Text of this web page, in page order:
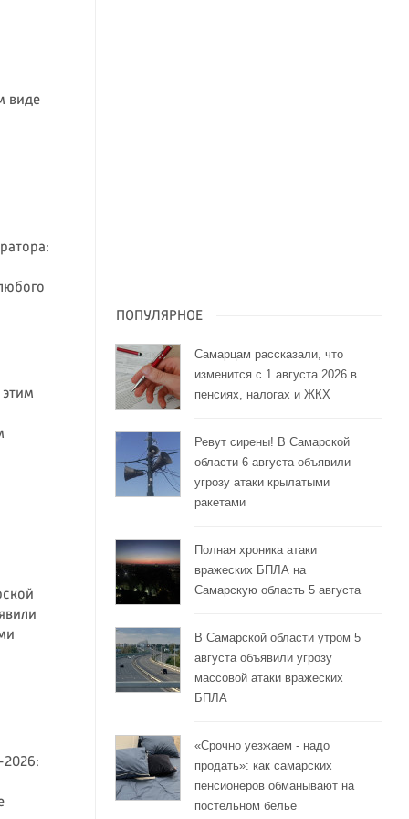
виде
этим
2026:
ПОПУЛЯРНОЕ
Самарцам рассказали, что
изменится с 1 августа 2026 в
пенсиях, налогах и ЖКХ
Ревут сирены! В Самарской
области 6 августа объявили
угрозу атаки крылатыми
ракетами
Полная хроника атаки
вражеских БПЛА на
Самарскую область 5 августа
В Самарской области утром 5
августа объявили угрозу
массовой атаки вражеских
БПЛА
«Срочно уезжаем - надо
продать»: как самарских
пенсионеров обманывают на
постельном белье